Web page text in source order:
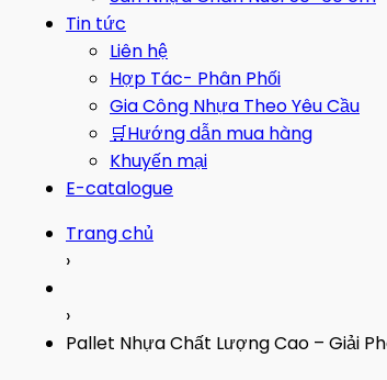
Tin tức
Liên hệ
Hợp Tác- Phân Phối
Gia Công Nhựa Theo Yêu Cầu
🛒Hướng dẫn mua hàng
Khuyến mại
E-catalogue
Trang chủ
›
›
Pallet Nhựa Chất Lượng Cao – Giải